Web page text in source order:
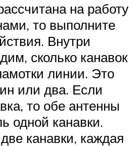
на работу
то выполните
Внутри
сколько канавок
линии. Это
или два. Если
то обе антенны
одной канавки.
канавки, каждая